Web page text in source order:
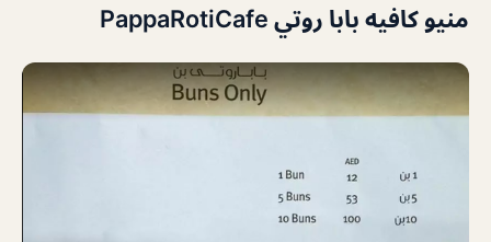
منيو كافيه بابا روتي PappaRotiCafe